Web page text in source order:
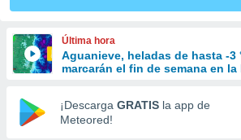
y
forma
digital
basada
Última hora
Aguanieve, heladas de hasta -3
marcarán el fin de semana en la
¡Descarga GRATIS la app de
Meteored!